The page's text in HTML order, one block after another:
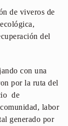
de viveros de
del
con una
por la ruta del
de
labor
generado por